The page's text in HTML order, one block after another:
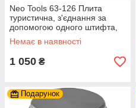
Neo Tools 63-126 Плита
туристична, з'єднання за
допомогою одного штифта,
нержавіюча сталь, висота
16см, вага
Немає в наявності
1 050 ₴
Подарунок